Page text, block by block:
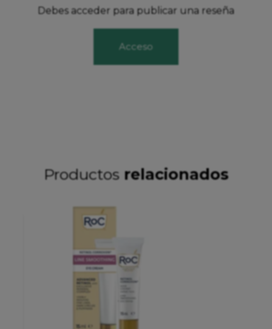
Debes acceder para publicar una reseña
Acceso
Productos relacionados